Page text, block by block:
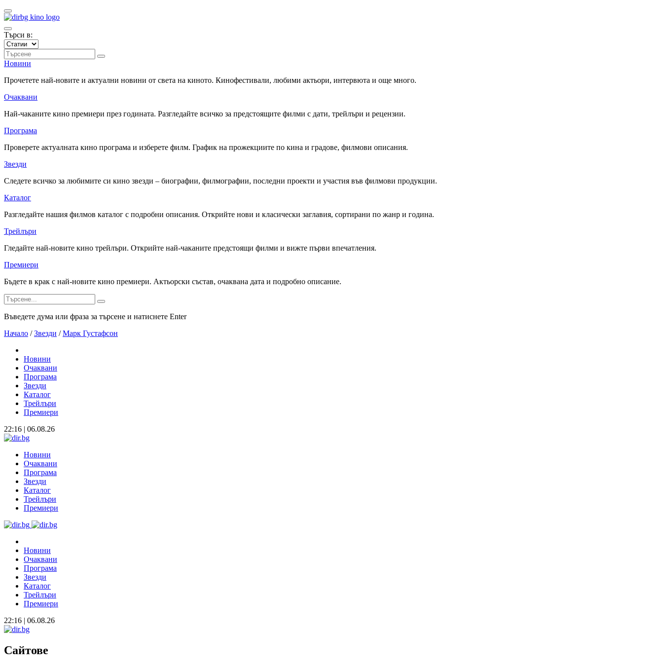
Търси в:
Новини
Прочетете най-новите и актуални новини от света на киното. Кинофестивали, любими актьори, интервюта и още много.
Очаквани
Най-чаканите кино премиери през годината. Разгледайте всичко за предстоящите филми с дати, трейлъри и рецензии.
Програма
Проверете актуалната кино програма и изберете филм. График на прожекциите по кина и градове, филмови описания.
Звезди
Следете всичко за любимите си кино звезди – биографии, филмографии, последни проекти и участия във филмови продукции.
Каталог
Разгледайте нашия филмов каталог с подробни описания. Открийте нови и класически заглавия, сортирани по жанр и година.
Трейлъри
Гледайте най-новите кино трейлъри. Открийте най-чаканите предстоящи филми и вижте първи впечатления.
Премиери
Бъдете в крак с най-новите кино премиери. Актьорски състав, очаквана дата и подробно описание.
Въведете дума или фраза за търсене и натиснете Enter
Начало / Звезди / Марк Густафсон
Новини
Очаквани
Програма
Звезди
Каталог
Трейлъри
Премиери
22:16 | 06.08.26
Новини
Очаквани
Програма
Звезди
Каталог
Трейлъри
Премиери
Новини
Очаквани
Програма
Звезди
Каталог
Трейлъри
Премиери
22:16 | 06.08.26
Сайтове